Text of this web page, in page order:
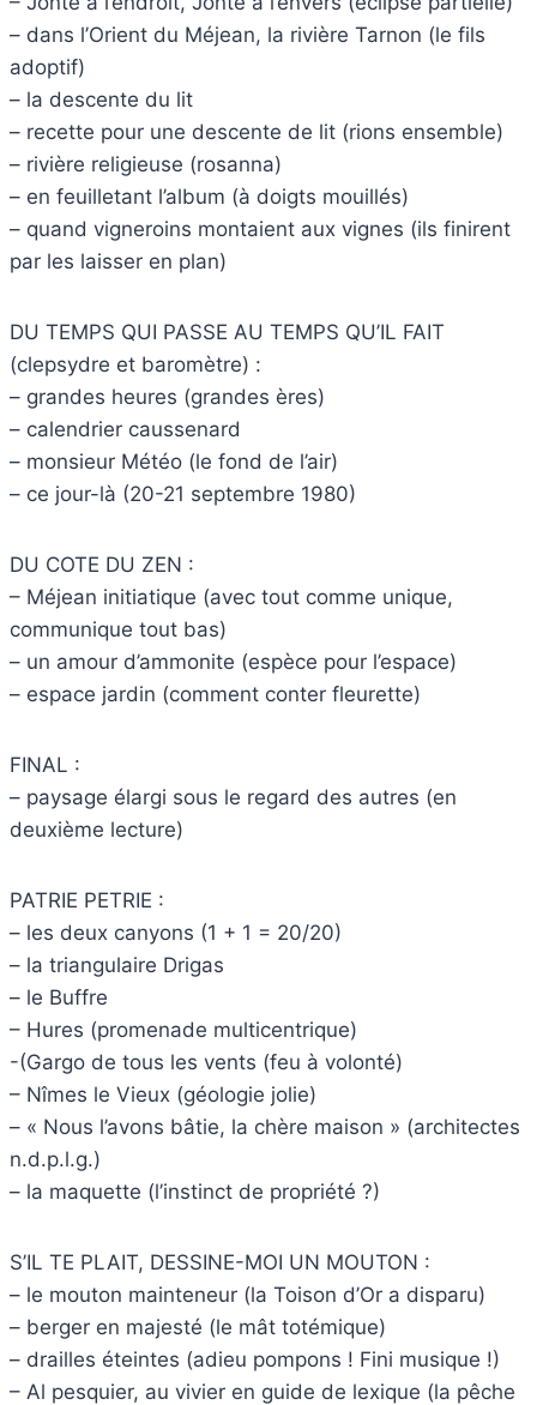
– dans l’Orient du Méjean, la rivière Tarnon (le fils
adoptif)
– la descente du lit
– recette pour une descente de lit (rions ensemble)
– rivière religieuse (rosanna)
– en feuilletant l’album (à doigts mouillés)
– quand vigneroins montaient aux vignes (ils finirent
par les laisser en plan)
DU TEMPS QUI PASSE AU TEMPS QU’IL FAIT
(clepsydre et baromètre) :
– grandes heures (grandes ères)
– calendrier caussenard
– monsieur Météo (le fond de l’air)
– ce jour-là (20-21 septembre 1980)
DU COTE DU ZEN :
– Méjean initiatique (avec tout comme unique,
communique tout bas)
– un amour d’ammonite (espèce pour l’espace)
– espace jardin (comment conter fleurette)
FINAL :
– paysage élargi sous le regard des autres (en
deuxième lecture)
PATRIE PETRIE :
– les deux canyons (1 + 1 = 20/20)
– la triangulaire Drigas
– le Buffre
– Hures (promenade multicentrique)
-(Gargo de tous les vents (feu à volonté)
– Nîmes le Vieux (géologie jolie)
– « Nous l’avons bâtie, la chère maison » (architectes
n.d.p.l.g.)
– la maquette (l’instinct de propriété ?)
S’IL TE PLAIT, DESSINE-MOI UN MOUTON :
– le mouton mainteneur (la Toison d’Or a disparu)
– berger en majesté (le mât totémique)
– drailles éteintes (adieu pompons ! Fini musique !)
– Al pesquier, au vivier en guide de lexique (la pêche